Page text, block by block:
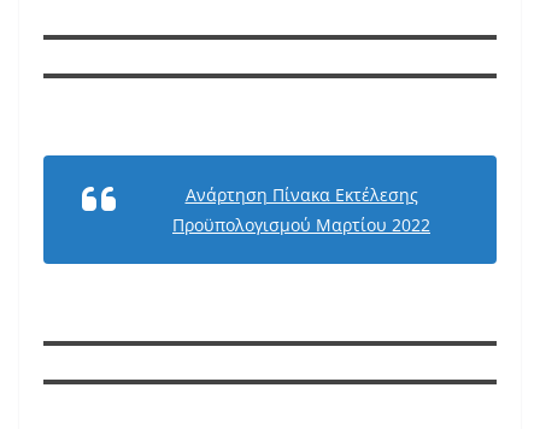
Ανάρτηση Πίνακα Εκτέλεσης
Προϋπολογισμού Μαρτίου 2022